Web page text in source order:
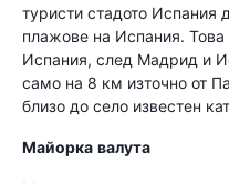
туристи стадото Испания
плажове на Испания. Това
Испания, след Мадрид и
само на 8 км източно от
близо до село известен
Майорка валута